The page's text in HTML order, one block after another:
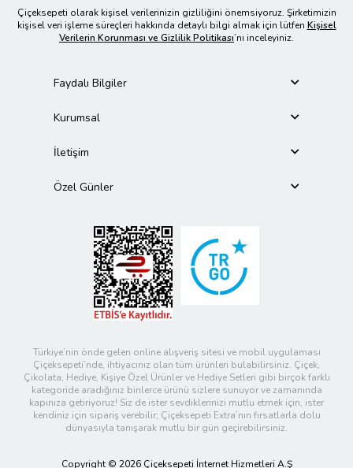
Çiçeksepeti olarak kişisel verilerinizin gizliliğini önemsiyoruz. Şirketimizin
kişisel veri işleme süreçleri hakkında detaylı bilgi almak için lütfen Kişisel
Verilerin Korunması ve Gizlilik Politikası’nı inceleyiniz.
Faydalı Bilgiler
Kurumsal
İletişim
Özel Günler
Türkiye’nin önde gelen online alışveriş sitesi ve mobil uygulaması
Çiçeksepeti’nde, ihtiyacınız olan tüm ürünleri bulabilirsiniz. Çiçek,
Çikolata, Hediye, Kişiye Özel Ürünler ve Hediye Setleri gibi birçok farklı
kategoride aradığınız binlerce ürünü sizlere sunuyor ve zamanında
kapınıza getiriyoruz! Siz de ister sevdiklerinizi mutlu etmek için, ister
kendiniz için sipariş verebilir; Çiçeksepeti Extra’nın fırsatlarla dolu
dünyasıyla tanışarak mutlu bir gün geçirebilirsiniz.
Copyright © 2026 Çiçeksepeti İnternet Hizmetleri A.Ş